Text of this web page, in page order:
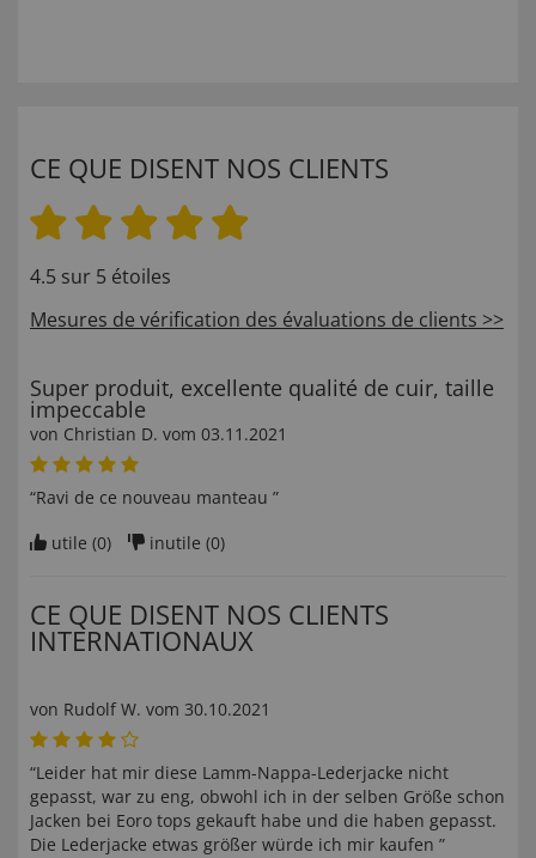
CE QUE DISENT NOS CLIENTS
4.5 sur 5 étoiles
Mesures de vérification des évaluations de clients >>
Super produit, excellente qualité de cuir, taille
impeccable
von Christian D. vom 03.11.2021
“Ravi de ce nouveau manteau ”
utile (0) inutile (0)
CE QUE DISENT NOS CLIENTS
INTERNATIONAUX
von Rudolf W. vom 30.10.2021
“Leider hat mir diese Lamm-Nappa-Lederjacke nicht
gepasst, war zu eng, obwohl ich in der selben Größe schon
Jacken bei Eoro tops gekauft habe und die haben gepasst.
Die Lederjacke etwas größer würde ich mir kaufen ”